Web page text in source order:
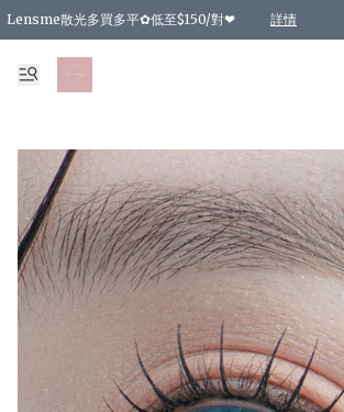
Lensme散光多買多平✿低至$150/對❤ 詳情
台灣Karacon⁩✧日拋 特價清貨❁⃘
日本韓國多款日/月拋現貨☼ 特價❤︎數量有限 售完即止
🇰🇷韓國多款月拋現貨 特價兩對$99✿數量有限 售完即止♫
精選商品，任選買2件或以上9 折；買4件或以上85 折；
精選商品，任選買2件HKD 140.00；買4件HKD 260.00
精選商品，任選買2件HKD 190.00；買4件HKD 360.00
精選商品，任選買2件HKD 110.00；買4件HKD 180.00
精選商品，任選買2件HKD 170.00；買4件HKD 320.00
精選商品，任選買2件或以上減HKD 148.00
精選商品，任選買2件或以上減HKD 148.00
精選商品，任選買2件或以上95 折；買4件或以上9 折；
精選商品，任選買12件或以上87 折
精選商品，任選買2件或以上減HKD 16.00；買4件或
精選商品，任選買2件或以上95 折；買4件或以上9 折；
購物滿 HKD 800.00即享免運費優惠！（適用於 特定的送